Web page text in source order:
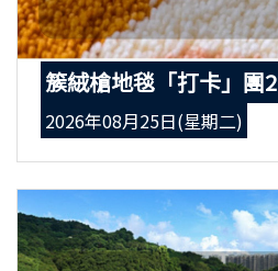
簇絨槍地毯「打卡」團2
2026年08月25日(星期二)